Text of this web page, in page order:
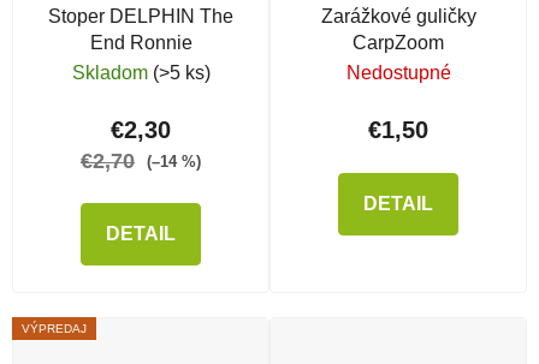
Stoper DELPHIN The
End Ronnie
Skladom (>5 ks)
€2,30
€2,70 (–14 %)
DETAIL
Zarážkové guličky
CarpZoom
Nedostupné
€1,50
DETAIL
VÝPREDAJ